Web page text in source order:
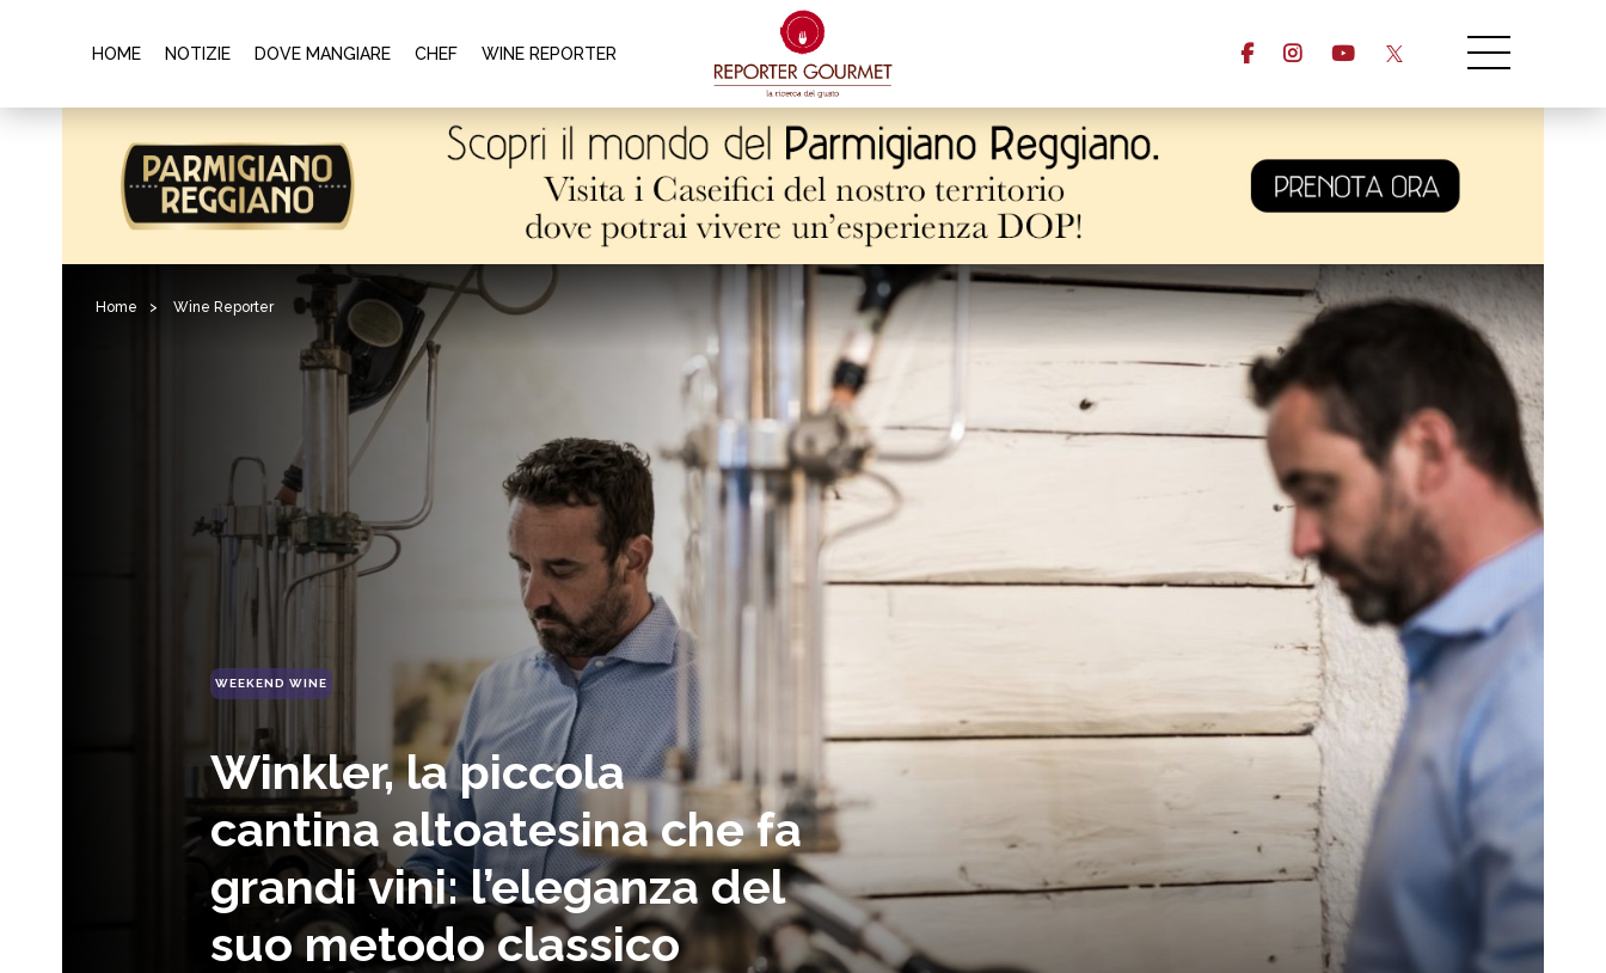
HOME NOTIZIE DOVE MANGIARE CHEF WINE REPORTER
Home > Wine Reporter
WEEKEND WINE
Winkler, la piccola
cantina altoatesina che fa
grandi vini: l’eleganza del
suo metodo classico